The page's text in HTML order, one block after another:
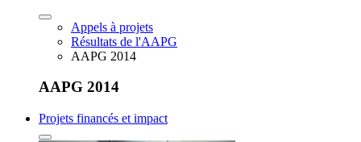
Appels à projets
Résultats de l'AAPG
AAPG 2014
AAPG 2014
Projets financés et impact